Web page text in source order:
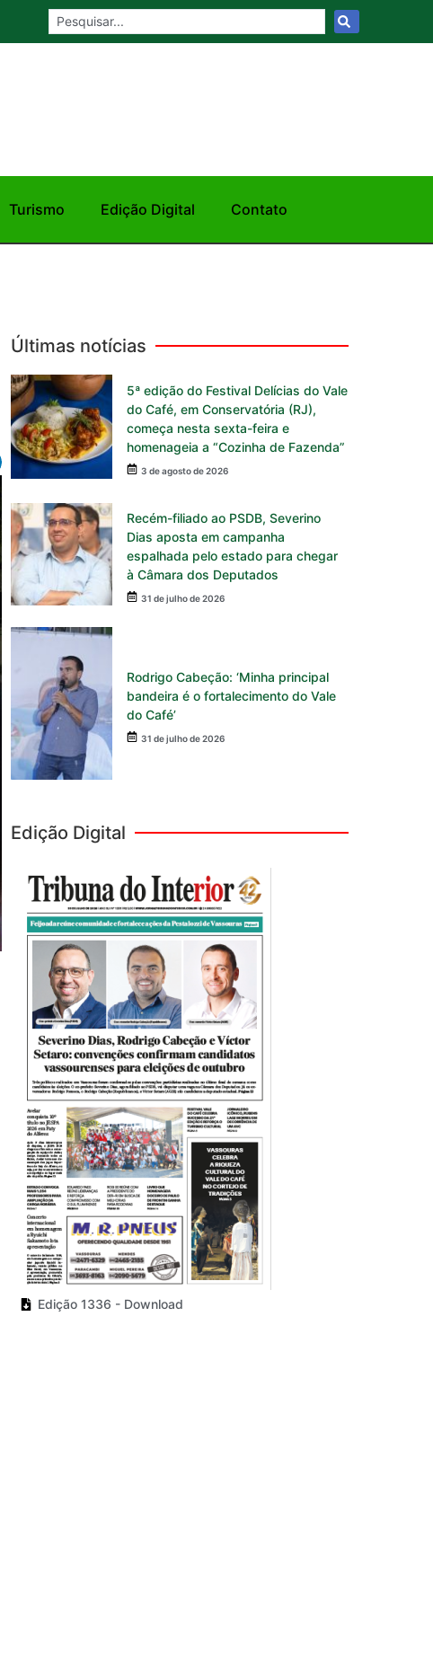
Turismo Edição Digital Contato
Últimas notícias
5ª edição do Festival Delícias do Vale
do Café, em Conservatória (RJ),
começa nesta sexta-feira e
homenageia a “Cozinha de Fazenda”
3 de agosto de 2026
Recém-filiado ao PSDB, Severino
Dias aposta em campanha
espalhada pelo estado para chegar
à Câmara dos Deputados
31 de julho de 2026
Rodrigo Cabeção: ‘Minha principal
bandeira é o fortalecimento do Vale
do Café’
31 de julho de 2026
Edição Digital
Edição 1336 - Download